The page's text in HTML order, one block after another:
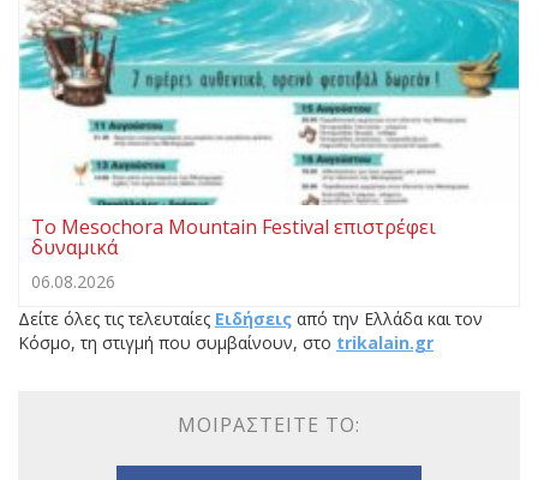
Το Mesochora Mountain Festival επιστρέφει
δυναμικά
06.08.2026
Δείτε όλες τις τελευταίες Ειδήσεις από την Ελλάδα και τον
Κόσμο, τη στιγμή που συμβαίνουν, στο trikalain.gr
ΜΟΙΡΑΣΤΕΊΤΕ ΤΟ: